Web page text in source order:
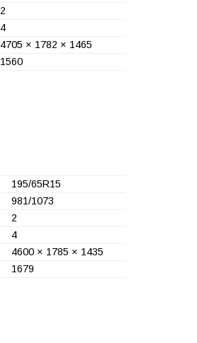
2
4
4705 × 1782 × 1465
1560
195/65R15
981/1073
2
4
4600 × 1785 × 1435
1679